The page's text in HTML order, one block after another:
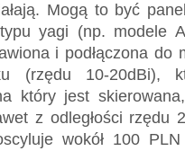
Mogą to być
yagi (np. modele
i podłączona do
(rzędu 10-20dBi),
który jest
z odległości rzędu
wokół 100